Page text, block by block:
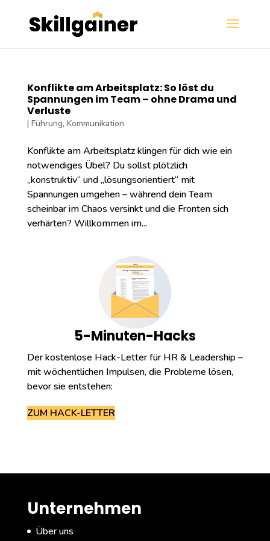
Konflikte am Arbeitsplatz: So löst du
Spannungen im Team – ohne Drama und
Verluste
| Führung, Kommunikation
Konflikte am Arbeitsplatz klingen für dich wie ein
notwendiges Übel? Du sollst plötzlich
„konstruktiv“ und „lösungsorientiert“ mit
Spannungen umgehen – während dein Team
scheinbar im Chaos versinkt und die Fronten sich
verhärten? Willkommen im...
5-Minuten-Hacks
Der kostenlose Hack-Letter für HR & Leadership –
mit wöchentlichen Impulsen, die Probleme lösen,
bevor sie entstehen:
ZUM HACK-LETTER
Unternehmen
Über uns